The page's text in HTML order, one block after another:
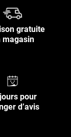
gratuite
magasin
pour
d’avis